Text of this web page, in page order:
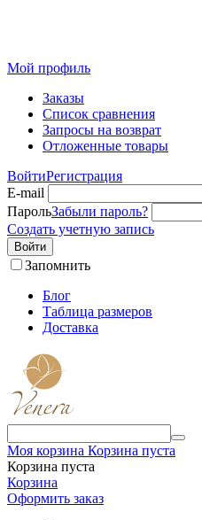
Мой профиль
Заказы
Список сравнения
Запросы на возврат
Отложенные товары
ВойтиРегистрация
E-mail
ПарольЗабыли пароль?
Создать учетную запись
Войти
Запомнить
Блог
Таблица размеров
Доставка
Моя корзина Корзина пуста
Корзина пуста
Корзина
Оформить заказ